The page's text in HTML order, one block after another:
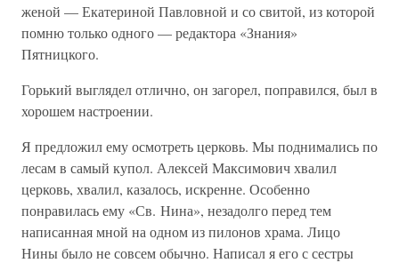
женой — Екатериной Павловной и со свитой, из которой
помню только одного — редактора «Знания»
Пятницкого.
Горький выглядел отлично, он загорел, поправился, был в
хорошем настроении.
Я предложил ему осмотреть церковь. Мы поднимались по
лесам в самый купол. Алексей Максимович хвалил
церковь, хвалил, казалось, искренне. Особенно
понравилась ему «Св. Нина», незадолго перед тем
написанная мной на одном из пилонов храма. Лицо
Нины было не совсем обычно. Написал я его с сестры